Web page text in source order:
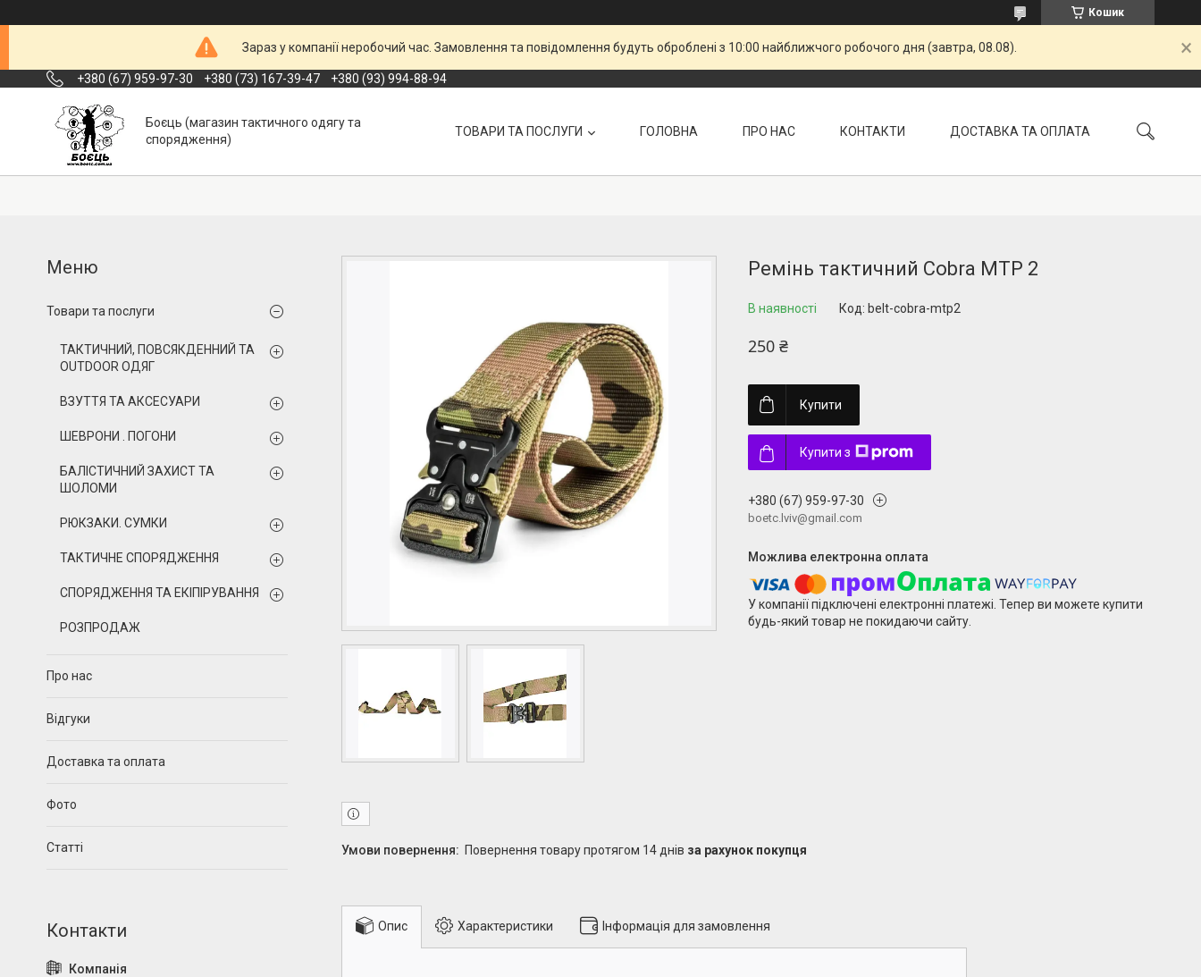
Кошик
Зараз у компанії неробочий час. Замовлення та повідомлення будуть оброблені з 10:00 найближчого робочого дня (завтра, 08.08).
+380 (67) 959-97-30 +380 (73) 167-39-47 +380 (93) 994-88-94
Боєць (магазин тактичного одягу та
спорядження)
ТОВАРИ ТА ПОСЛУГИ ГОЛОВНА ПРО НАС КОНТАКТИ ДОСТАВКА ТА ОПЛАТА
Ремінь тактичний Cobra MTP 2
В наявності Код: belt-cobra-mtp2
250 ₴
Купити
Купити з
+380 (67) 959-97-30
boetc.lviv@gmail.com
У компанії підключені електронні платежі. Тепер ви можете купити
будь-який товар не покидаючи сайту.
повернення товару протягом 14 днів за рахунок покупця
Опис Характеристики Інформація для замовлення
Товари та послуги
ТАКТИЧНИЙ, ПОВСЯКДЕННИЙ ТА
OUTDOOR ОДЯГ
ВЗУТТЯ ТА АКСЕСУАРИ
ШЕВРОНИ . ПОГОНИ
БАЛІСТИЧНИЙ ЗАХИСТ ТА
ШОЛОМИ
РЮКЗАКИ. СУМКИ
ТАКТИЧНЕ СПОРЯДЖЕННЯ
СПОРЯДЖЕННЯ ТА ЕКІПІРУВАННЯ
РОЗПРОДАЖ
Про нас
Відгуки
Доставка та оплата
Фото
Статті